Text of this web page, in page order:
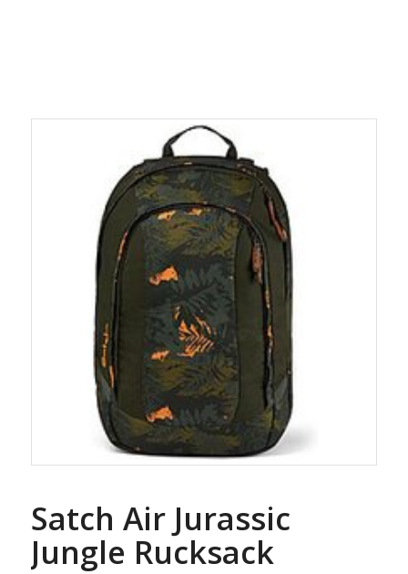
Satch Air Jurassic
Jungle Rucksack